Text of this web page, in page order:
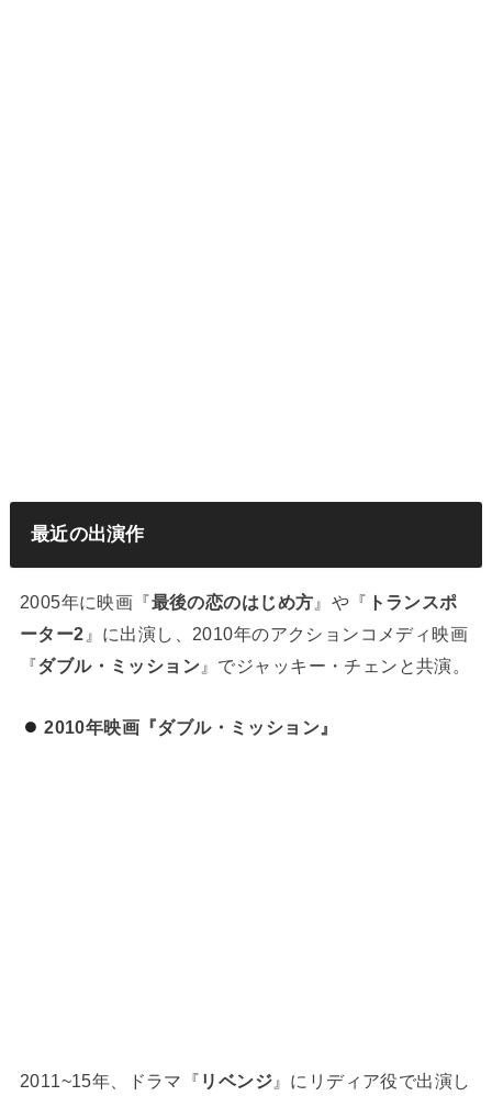
最近の出演作
2005年に映画『最後の恋のはじめ方 』や『 トランスポ
ーター2 』に出演し、2010年のアクションコメディ映画
『ダブル・ミッション 』でジャッキー・チェンと共演。
2010年映画『ダブル・ミッション』
2011~15年、ドラマ『 リベンジ』にリディア役で出演し